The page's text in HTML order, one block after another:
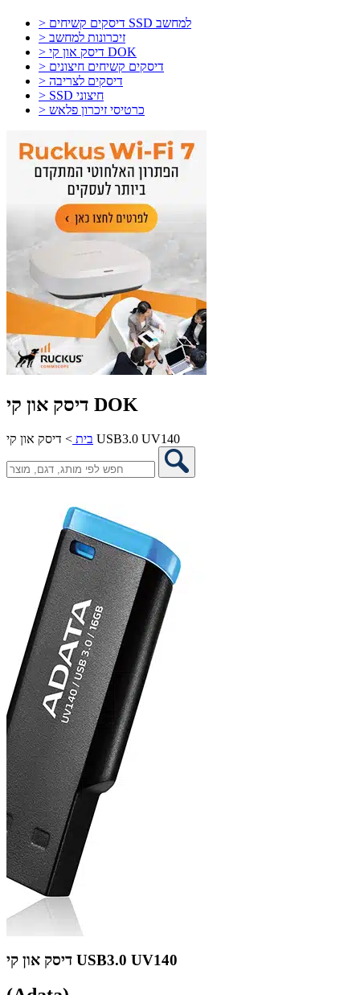
> דיסקים קשיחים SSD למחשב
> זיכרונות למחשב
> דיסק און קי DOK
> דיסקים קשיחים חיצונים
> דיסקים לצריבה
> SSD חיצוני
> כרטיסי זיכרון פלאש
דיסק און קי DOK
בית > דיסק און קי USB3.0 UV140
דיסק און קי USB3.0 UV140